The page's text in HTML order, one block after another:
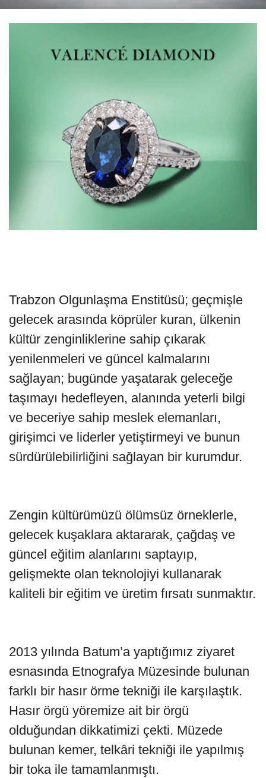
Trabzon Olgunlaşma Enstitüsü; geçmişle
gelecek arasında köprüler kuran, ülkenin
kültür zenginliklerine sahip çıkarak
yenilenmeleri ve güncel kalmalarını
sağlayan; bugünde yaşatarak geleceğe
taşımayı hedefleyen, alanında yeterli bilgi
ve beceriye sahip meslek elemanları,
girişimci ve liderler yetiştirmeyi ve bunun
sürdürülebilirliğini sağlayan bir kurumdur.
Zengin kültürümüzü ölümsüz örneklerle,
gelecek kuşaklara aktararak, çağdaş ve
güncel eğitim alanlarını saptayıp,
gelişmekte olan teknolojiyi kullanarak
kaliteli bir eğitim ve üretim fırsatı sunmaktır.
2013 yılında Batum’a yaptığımız ziyaret
esnasında Etnografya Müzesinde bulunan
farklı bir hasır örme tekniği ile karşılaştık.
Hasır örgü yöremize ait bir örgü
olduğundan dikkatimizi çekti. Müzede
bulunan kemer, telkâri tekniği ile yapılmış
bir toka ile tamamlanmıştı.